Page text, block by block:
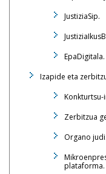
JustiziaSip.
EpaDigitala.
Izapide eta
Konkturtsu-
Zerbitzua
Organo
plataforma.